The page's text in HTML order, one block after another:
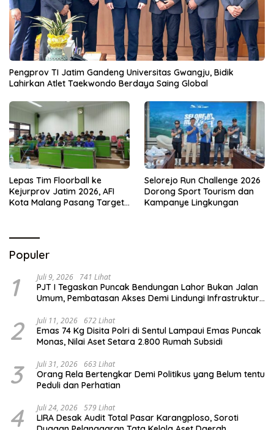
Pengprov TI Jatim Gandeng Universitas Gwangju, Bidik
Lahirkan Atlet Taekwondo Berdaya Saing Global
Lepas Tim Floorball ke
Kejurprov Jatim 2026, AFI
Kota Malang Pasang Target
Selorejo Run Challenge 2026
Dorong Sport Tourism dan
Kampanye Lingkungan
Populer
1 Juli 9, 2026 741 Lihat
PJT I Tegaskan Puncak Bendungan Lahor Bukan Jalan
Umum, Pembatasan Akses Demi Lindungi Infrastruktur
2 Juli 11, 2026 672 Lihat
Emas 74 Kg Disita Polri di Sentul Lampaui Emas Puncak
Monas, Nilai Aset Setara 2.800 Rumah Subsidi
3 Juli 31, 2026 663 Lihat
Orang Rela Bertengkar Demi Politikus yang Belum tentu
Peduli dan Perhatian
4 Juli 24, 2026 579 Lihat
LIRA Desak Audit Total Pasar Karangploso, Soroti